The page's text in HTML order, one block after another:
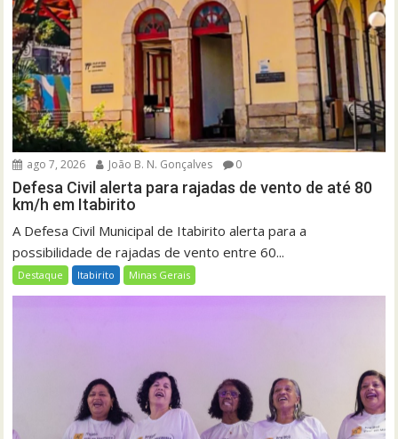
ago 7, 2026 João B. N. Gonçalves 0
Defesa Civil alerta para rajadas de vento de até 80
km/h em Itabirito
A Defesa Civil Municipal de Itabirito alerta para a
possibilidade de rajadas de vento entre 60...
Destaque Itabirito Minas Gerais